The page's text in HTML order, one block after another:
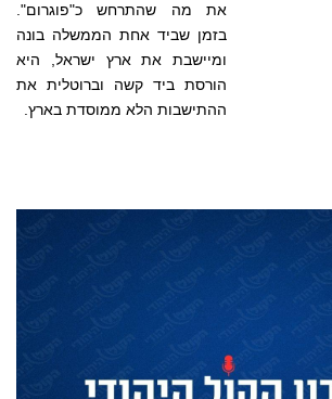
את מה שהתרחש כ"פוגרום".
בזמן שביד אחת הממשלה בונה
ומיישבת את ארץ ישראל, היא
הורסת ביד קשה וברוטלית את
ההתישבות הלא ממוסדת בארץ.